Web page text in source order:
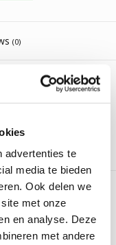
advertenties te
media te bieden
Ook delen we
met onze
en analyse. Deze
met andere
(0)
14:00 zelfde dag
/Afdrukken